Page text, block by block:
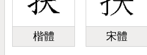
楷體 宋體